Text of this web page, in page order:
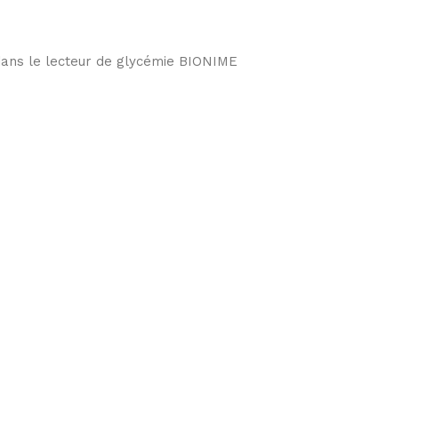
le lecteur de glycémie BIONIME